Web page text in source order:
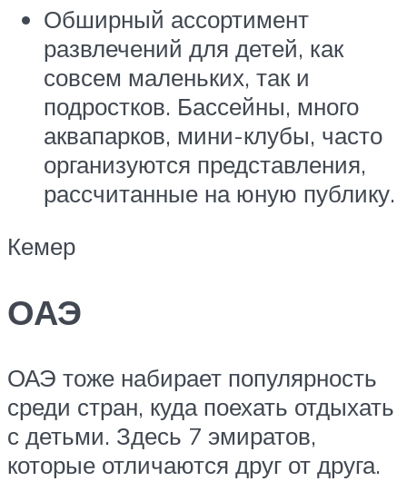
Обширный ассортимент
развлечений для детей, как
совсем маленьких, так и
подростков. Бассейны, много
аквапарков, мини-клубы, часто
организуются представления,
рассчитанные на юную публику.
Кемер
ОАЭ
ОАЭ тоже набирает популярность
среди стран, куда поехать отдыхать
с детьми. Здесь 7 эмиратов,
которые отличаются друг от друга.